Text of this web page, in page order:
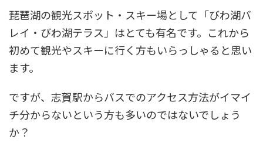
琵琶湖の観光スポット・スキー場として「びわ湖バ
レイ・びわ湖テラス」はとても有名です。これから
初めて観光やスキーに行く方もいらっしゃると思い
ます。
ですが、志賀駅からバスでのアクセス方法がイマイ
チ分からないという方も多いのではないでしょう
か？